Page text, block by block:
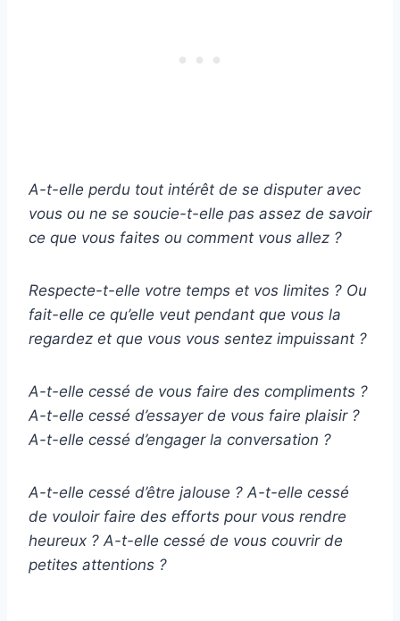
A-t-elle perdu tout intérêt de se disputer avec
vous ou ne se soucie-t-elle pas assez de savoir
ce que vous faites ou comment vous allez ?
Respecte-t-elle votre temps et vos limites ? Ou
fait-elle ce qu’elle veut pendant que vous la
regardez et que vous vous sentez impuissant ?
A-t-elle cessé de vous faire des compliments ?
A-t-elle cessé d’essayer de vous faire plaisir ?
A-t-elle cessé d’engager la conversation ?
A-t-elle cessé d’être jalouse ? A-t-elle cessé
de vouloir faire des efforts pour vous rendre
heureux ? A-t-elle cessé de vous couvrir de
petites attentions ?